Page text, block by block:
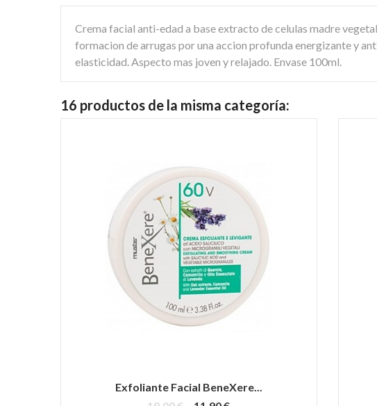
Crema facial anti-edad a base extracto de celulas madre
formacion de arrugas por una accion profunda energizante y
elasticidad. Aspecto mas joven y relajado. Envase 100ml.
16 productos de la misma categoría:
Exfoliante Facial BeneXere...